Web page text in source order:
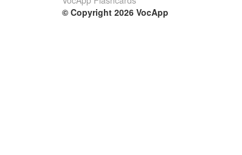
© Copyright 2026 VocApp